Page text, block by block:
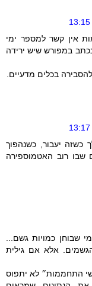
אין קשר למספר ימי
במפורש שיש ירידה
בכלים מדעיים.
כשזה יעבור, כשנהפוך
שבו רוב האטמוספירה
שבוחן כמויות גשם...
אלא אם גילית
התחממות״ לא יתפוס